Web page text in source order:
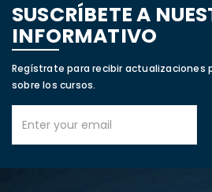
SUSCRÍBETE A
INFORMATIVO
Regístrate para recibir actualizaciones
sobre los cursos.